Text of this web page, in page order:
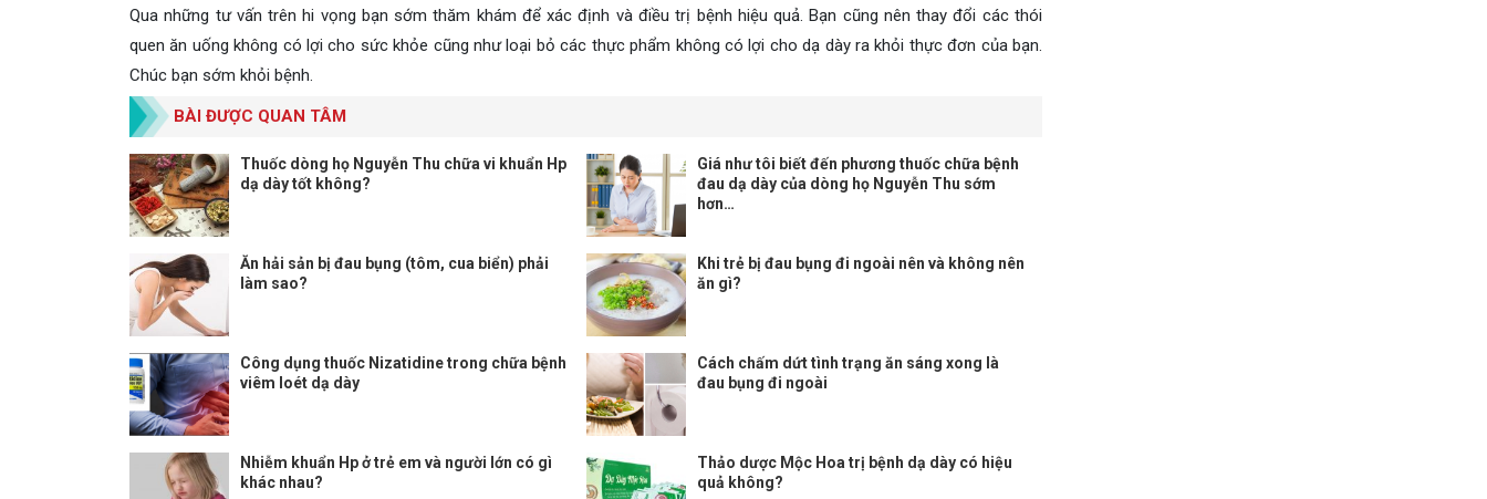
Qua những tư vấn trên hi vọng bạn sớm thăm khám để xác định và điều trị bệnh hiệu quả. Bạn cũng nên thay đổi các thói
quen ăn uống không có lợi cho sức khỏe cũng như loại bỏ các thực phẩm không có lợi cho dạ dày ra khỏi thực đơn của bạn.
Chúc bạn sớm khỏi bệnh.
BÀI ĐƯỢC QUAN TÂM
Thuốc dòng họ Nguyễn Thu chữa vi khuẩn Hp
dạ dày tốt không?
Giá như tôi biết đến phương thuốc chữa bệnh
đau dạ dày của dòng họ Nguyễn Thu sớm
hơn…
Ăn hải sản bị đau bụng (tôm, cua biển) phải
làm sao?
Khi trẻ bị đau bụng đi ngoài nên và không nên
ăn gì?
Công dụng thuốc Nizatidine trong chữa bệnh
viêm loét dạ dày
Cách chấm dứt tình trạng ăn sáng xong là
đau bụng đi ngoài
Nhiễm khuẩn Hp ở trẻ em và người lớn có gì
khác nhau?
Thảo dược Mộc Hoa trị bệnh dạ dày có hiệu
quả không?